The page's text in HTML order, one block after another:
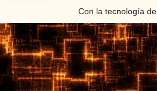
Con la tecnología de